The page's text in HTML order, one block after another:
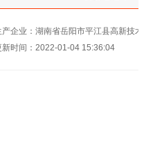
产企业：湖南省岳阳市平江县高新技
新时间：2022-01-04 15:36:04